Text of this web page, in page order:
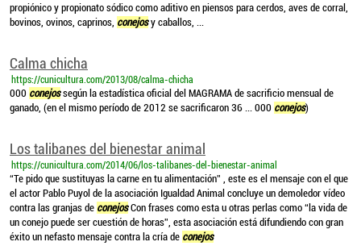
propiónico y propionato sódico como aditivo en piensos para cerdos, aves de corral,
bovinos, ovinos, caprinos, conejosy caballos, ...
Calma chicha
https://cunicultura.com/2013/08/calma-chicha
000 conejossegún la estadística oficial del MAGRAMA de sacrificio mensual de
ganado, (en el mismo período de 2012 se sacrificaron 36 ... 000 conejos)
Los talibanes del bienestar animal
https://cunicultura.com/2014/06/los-talibanes-del-bienestar-animal
“Te pido que sustituyas la carne en tu alimentación” , este es el mensaje con el que
el actor Pablo Puyol de la asociación Igualdad Animal concluye un demoledor vídeo
contra las granjas de conejosCon frases como esta u otras perlas como “la vida de
un conejo puede ser cuestión de horas”, esta asociación está difundiendo con gran
éxito un nefasto mensaje contra la cría de conejos